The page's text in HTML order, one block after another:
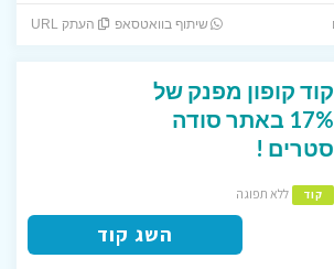
שיתוף בוואטסאפ העתק URL
קוד קופון מפנק של
17% באתר סודה
סטרים !
קוד ללא תפוגה
השג קוד